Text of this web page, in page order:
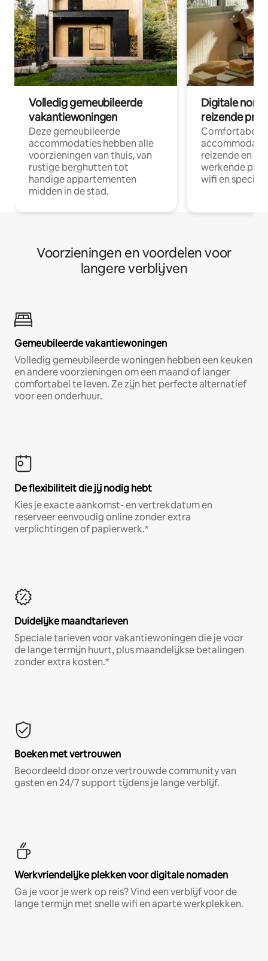
Volledig gemeubileerde
vakantiewoningen
Deze gemeubileerde
accommodaties hebben alle
voorzieningen van thuis, van
rustige berghutten tot
handige appartementen
midden in de stad.
Digitale
reizende
Comfortabele
reizende en
werkende
wifi en
Voorzieningen en voordelen voor
langere verblijven
Gemeubileerde vakantiewoningen
Volledig gemeubileerde woningen hebben een keuken
en andere voorzieningen om een maand of langer
comfortabel te leven. Ze zijn het perfecte alternatief
voor een onderhuur.
De flexibiliteit die jij nodig hebt
Kies je exacte aankomst- en vertrekdatum en
reserveer eenvoudig online zonder extra
verplichtingen of papierwerk.*
Duidelijke maandtarieven
Speciale tarieven voor vakantiewoningen die je voor
de lange termijn huurt, plus maandelijkse betalingen
zonder extra kosten.*
Boeken met vertrouwen
Beoordeeld door onze vertrouwde community van
gasten en 24/7 support tijdens je lange verblijf.
Werkvriendelijke plekken voor digitale nomaden
Ga je voor je werk op reis? Vind een verblijf voor de
lange termijn met snelle wifi en aparte werkplekken.